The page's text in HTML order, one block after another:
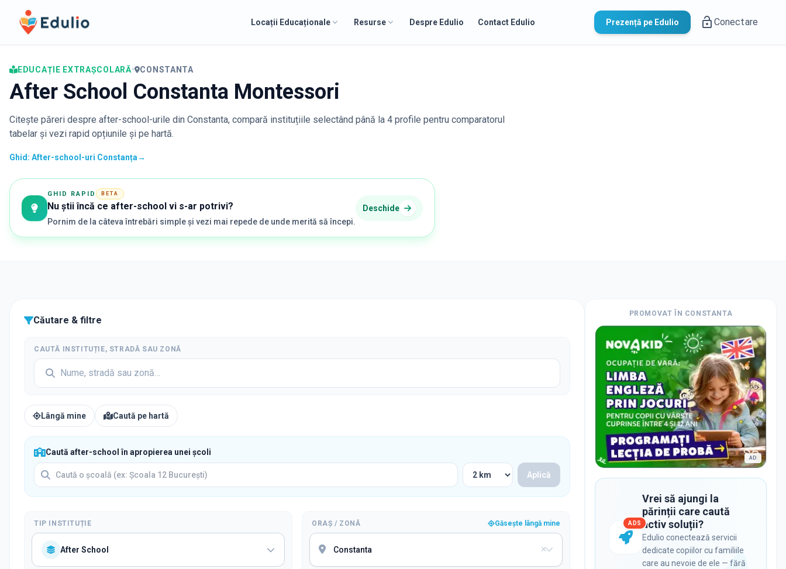
Edulio
Locații Educaționale Resurse Despre Edulio Contact Edulio Prezență pe Edulio Conectare
EDUCAȚIE EXTRAȘCOLARĂ• CONSTANTA
After School Constanta Montessori
Citește păreri despre after-school-urile din Constanta, compară instituțiile selectând până la 4 profile pentru comparatorul
tabelar și vezi rapid opțiunile și pe hartă.
Ghid: After-school-uri Constanța→
GHID RAPID BETA
Nu știi încă ce after-school vi s-ar potrivi?
Pornim de la câteva întrebări simple și vezi mai repede de unde merită să începi.
Deschide
Căutare & filtre
CAUTĂ INSTITUȚIE, STRADĂ SAU ZONĂ
Lângă mine Caută pe hartă
Caută after-school în apropierea unei școli
Aplică
TIP INSTITUȚIE
After School
ORAȘ / ZONĂ Găsește lângă mine
PROMOVAT ÎN CONSTANTA
AD
ADS
Vrei să ajungi la
părinții care caută
activ soluții?
Edulio conectează servicii
dedicate copiilor cu familiile
care au nevoie de ele — fără